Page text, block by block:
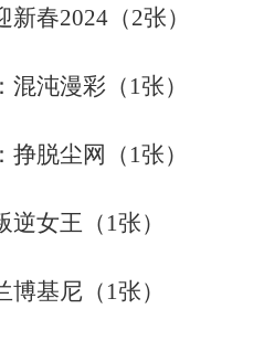
春2024（2张）
沌漫彩（1张）
脱尘网（1张）
女王（1张）
基尼（1张）